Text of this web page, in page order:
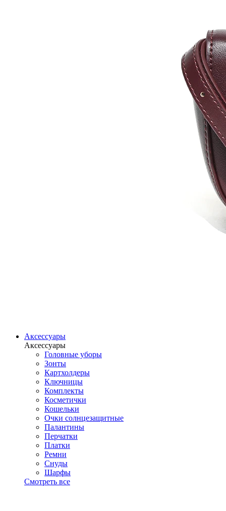
Аксессуары
Аксессуары
Головные уборы
Зонты
Картхолдеры
Ключницы
Комплекты
Косметички
Кошельки
Очки солнцезащитные
Палантины
Перчатки
Платки
Ремни
Снуды
Шарфы
Смотреть все